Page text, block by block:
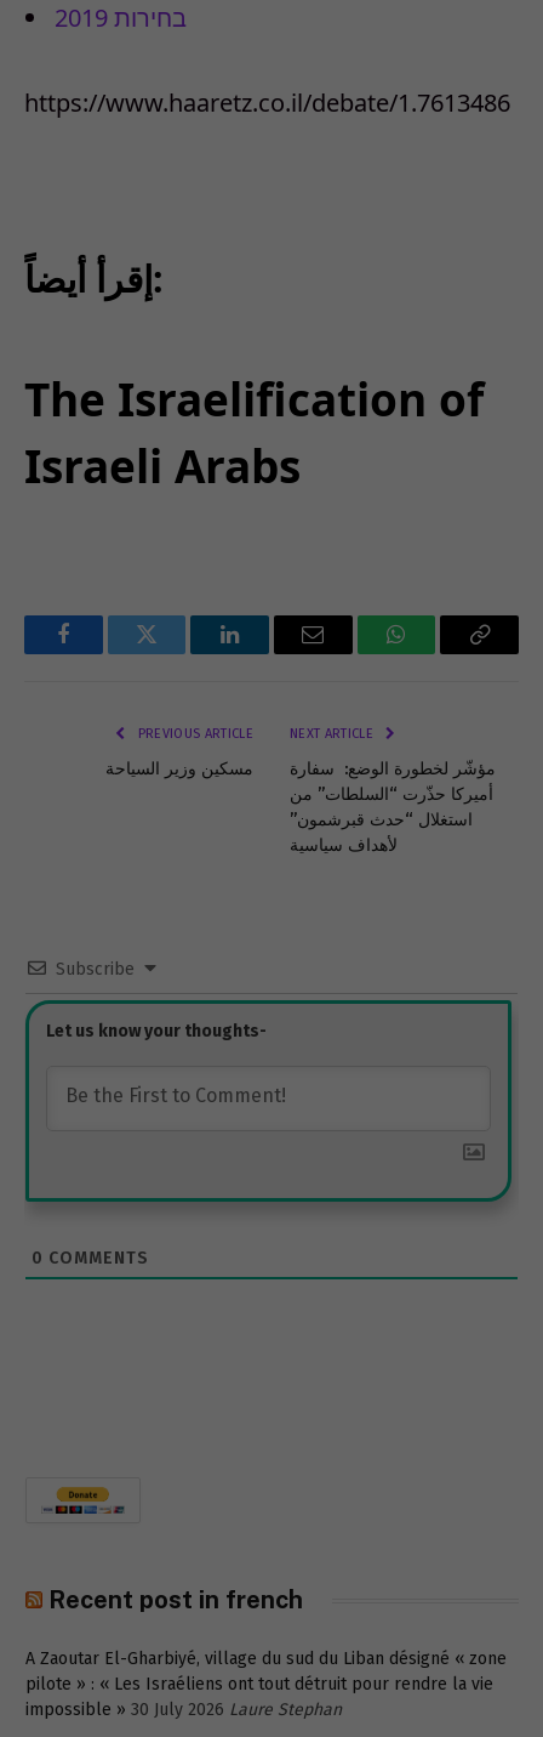
בחירות 2019
https://www.haaretz.co.il/debate/1.7613486
إقرأ أيضاً:
The Israelification of
Israeli Arabs
FacebookTwitter LinkedInEmail WhatsAppCopy
PREVIOUS ARTICLE
مسكين وزير السياحة
NEXT ARTICLE
مؤشّر لخطورة الوضع: سفارة
أميركا حذّرت “السلطات” من
استغلال “حدث قبرشمون”
لأهداف سياسية
Subscribe
0 COMMENTS
Recent post in french
A Zaoutar El-Gharbiyé, village du sud du Liban désigné « zone
pilote » : « Les Israéliens ont tout détruit pour rendre la vie
impossible » 30 July 2026 Laure Stephan